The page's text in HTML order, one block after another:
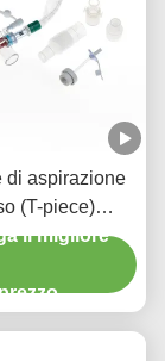
di aspirazione
(T-piece)
automatico
il migliore